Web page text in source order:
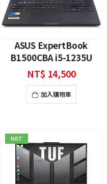
ASUS ExpertBook
B1500CBA i5-1235U
16GB 二手商務筆電 15.6
吋 FHD Windows 11 Pro
NT$ 14,500
加入購物車
HOT